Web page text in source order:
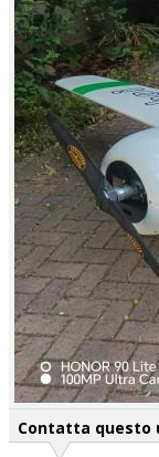
Contatta questo